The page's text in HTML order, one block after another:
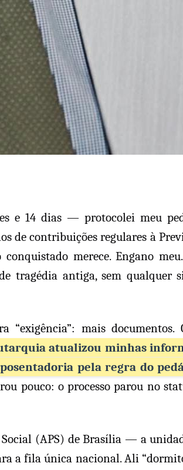
e 14 dias — protocolei meu
de contribuições regulares à
merece. Engano
tragédia antiga, sem qualquer
mais documentos.
atualizou minhas
pela regra do
pouco: o processo parou no
(APS) de Brasília — a
a fila única nacional. Ali
Congresso Nacional
trabalhos nesta